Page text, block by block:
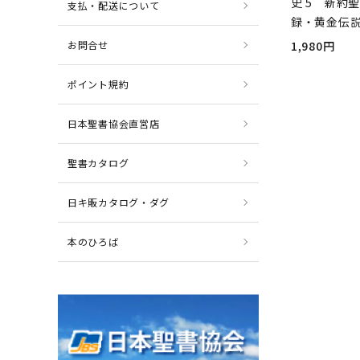
録・黄金伝
1,980円
支払・配送について
お問合せ
ポイント規約
日本聖書協会直営店
聖書カタログ
日キ販カタログ・ダグ
本のひろば